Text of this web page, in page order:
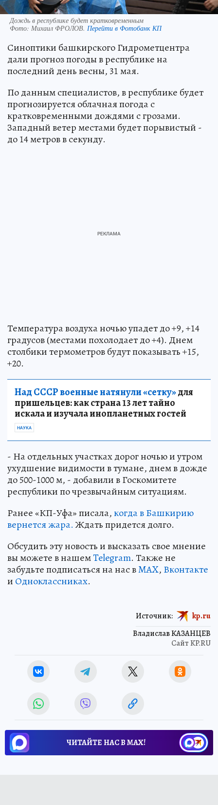
Дождь в республике будет кратковременным
Фото: Михаил ФРОЛОВ. Перейти в Фотобанк КП
Синоптики башкирского Гидрометцентра
дали прогноз погоды в республике на
последний день весны, 31 мая.
По данным специалистов, в республике будет
прогнозируется облачная погода с
кратковременными дождями с грозами.
Западный ветер местами будет порывистый -
до 14 метров в секунду.
Температура воздуха ночью упадет до +9, +14
градусов (местами похолодает до +4). Днем
столбики термометров будут показывать +15,
+20.
Над СССР военные натянули «сетку»для
пришельцев: как страна 13 лет тайно
искала и изучала инопланетных гостей
НАУКА
- На отдельных участках дорог ночью и утром
ухудшение видимости в тумане, днем в дожде
до 500-1000 м, - добавили в Госкомитете
республики по чрезвычайным ситуациям.
Ранее «КП-Уфа» писала,когда в Башкирию
вернется жара. Ждать придется долго.
Обсудить эту новость и высказать свое мнение
вы можете в нашемTelegram. Также не
забудьте подписаться на нас вMAX, Вконтакте
и Одноклассниках.
Владислав КАЗАНЦЕВ
Сайт KP.RU
Источник: kp.ru
ЧИТАЙТЕ НАС В МАХ!